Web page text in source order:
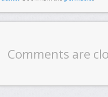
Comments are